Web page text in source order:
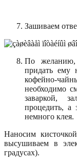
Зашиваем
По желанию,
придать ему
кофейно-
необходимо
заваркой,
процедить, а
немного клея.
Наносим
высушиваем в
градусах).